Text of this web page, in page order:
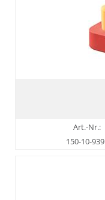
Art.-Nr.:
150-10-939